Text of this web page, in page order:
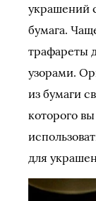
украшений
бумага.
трафареты
узорами.
из бумаги
которого
для